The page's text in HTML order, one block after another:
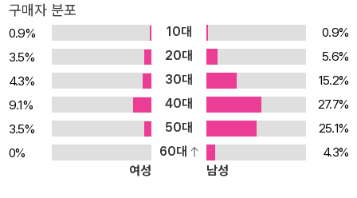
구매자 분포
0.9% 10대
0.9%
3.5%
20대
5.6%
4.3%
30대
15.2%
9.1%
40대
27.7%
3.5%
50대
25.1%
0%
60대
4.3%
여성
남성